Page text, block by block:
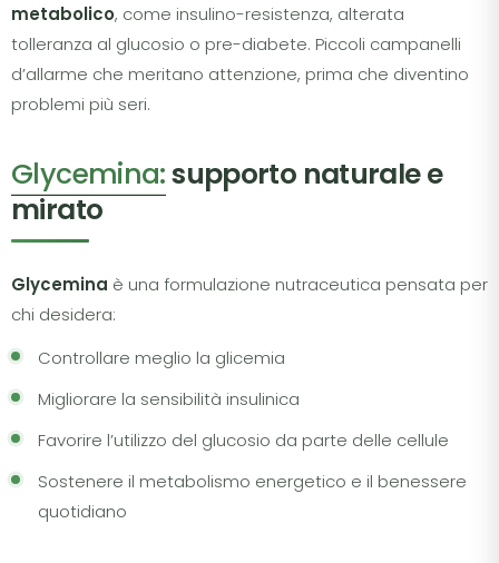
metabolico, come insulino-resistenza, alterata
tolleranza al glucosio o pre-diabete. Piccoli campanelli
d’allarme che meritano attenzione, prima che diventino
problemi più seri.
Glycemina:supporto naturale e
mirato
Glycemina è una formulazione nutraceutica pensata per
chi desidera:
Controllare meglio la glicemia
Migliorare la sensibilità insulinica
Favorire l’utilizzo del glucosio da parte delle cellule
Sostenere il metabolismo energetico e il benessere
quotidiano